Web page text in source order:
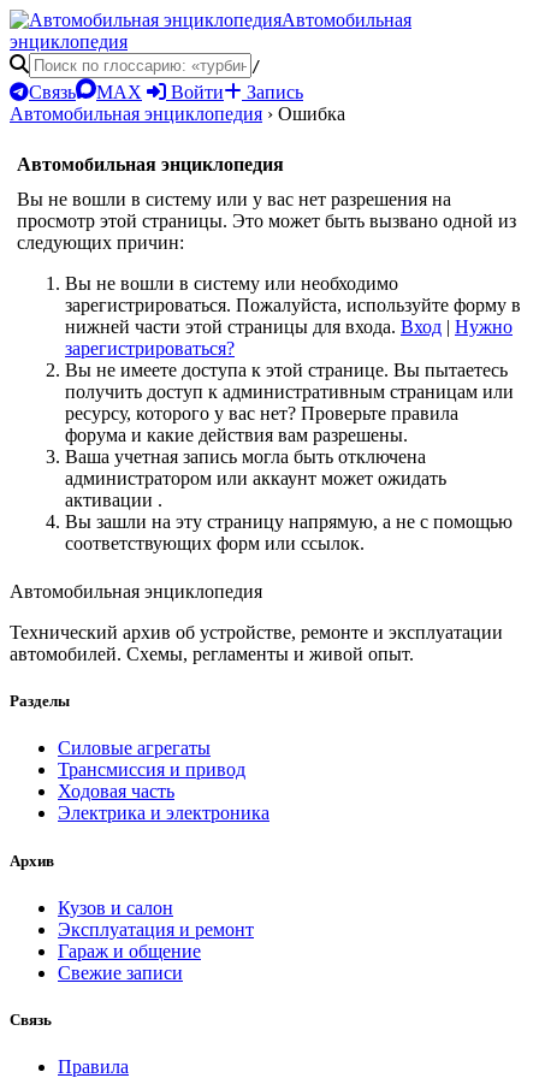
Автомобильная
энциклопедия
/
Связь MAX Войти
Запись
Автомобильная энциклопедия › Ошибка
Автомобильная энциклопедия
Вы не вошли в систему или у вас нет разрешения на
просмотр этой страницы. Это может быть вызвано одной из
следующих причин:
Вы не вошли в систему или необходимо
зарегистрироваться. Пожалуйста, используйте форму в
нижней части этой страницы для входа. Вход | Нужно
зарегистрироваться?
Вы не имеете доступа к этой странице. Вы пытаетесь
получить доступ к административным страницам или
ресурсу, которого у вас нет? Проверьте правила
форума и какие действия вам разрешены.
Ваша учетная запись могла быть отключена
администратором или аккаунт может ожидать
активации .
Вы зашли на эту страницу напрямую, а не с помощью
соответствующих форм или ссылок.
Автомобильная энциклопедия
Технический архив об устройстве, ремонте и эксплуатации
автомобилей. Схемы, регламенты и живой опыт.
Разделы
Силовые агрегаты
Трансмиссия и привод
Ходовая часть
Электрика и электроника
Архив
Кузов и салон
Эксплуатация и ремонт
Гараж и общение
Свежие записи
Связь
Правила